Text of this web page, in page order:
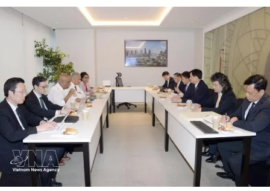
PAYS NATAL
INTERNATIONAL
MÉGASTORIE
INFOGRAPHIE
PHOTO